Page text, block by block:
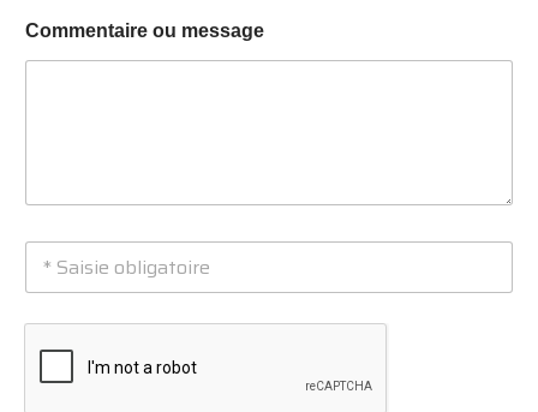
Commentaire ou message